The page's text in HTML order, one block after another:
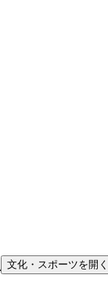
文化・スポーツを開く